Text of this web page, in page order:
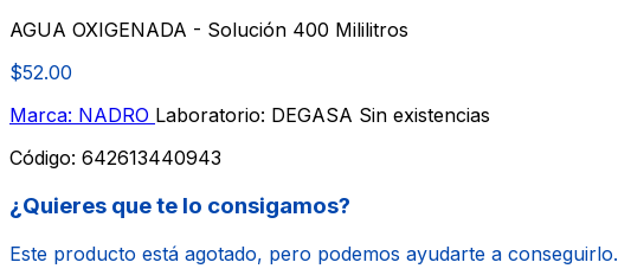
AGUA OXIGENADA - Solución 400 Mililitros
$52.00
Marca: NADRO Laboratorio: DEGASA Sin existencias
Código: 642613440943
¿Quieres que te lo consigamos?
Este producto está agotado, pero podemos ayudarte a